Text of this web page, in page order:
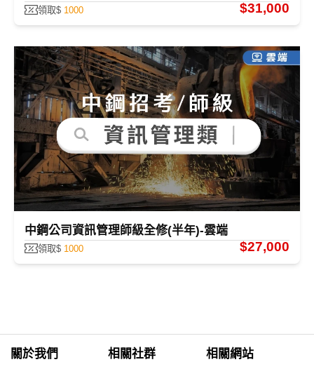
領取$ 1000 $31,000
中鋼公司資訊管理師級全修(半年)-雲端
領取$ 1000 $27,000
關於我們 相關社群 相關網站